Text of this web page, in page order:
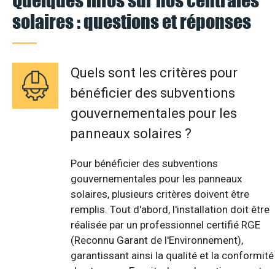
solaires : questions et réponses
Quels sont les critères pour
bénéficier des subventions
gouvernementales pour les
panneaux solaires ?
Pour bénéficier des subventions
gouvernementales pour les panneaux
solaires, plusieurs critères doivent être
remplis. Tout d'abord, l'installation doit être
réalisée par un professionnel certifié RGE
(Reconnu Garant de l'Environnement),
garantissant ainsi la qualité et la conformité